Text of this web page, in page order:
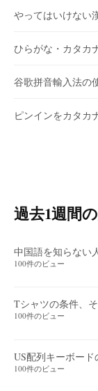
やってはいけない
ひらがな・カタカ
谷歌拼音輸入法の
ピンインをカタカ
過去1週間
中国語を知らない
100件のビュー
Tシャツの条件、
100件のビュー
US配列キーボー
100件のビュー